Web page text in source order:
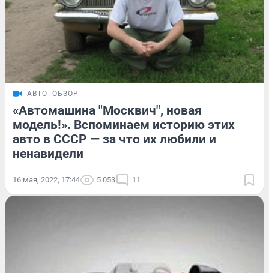
АВТО ОБЗОР
«Автомашина "Москвич", новая
модель!». Вспоминаем историю этих
авто в СССР — за что их любили и
ненавидели
16 мая, 2022, 17:44 5 053 11